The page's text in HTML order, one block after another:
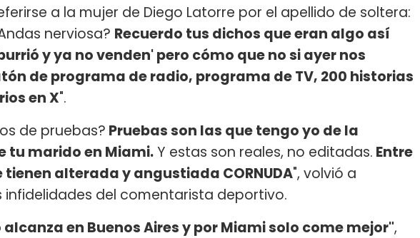
a la mujer de Diego Latorre por el apellido de soltera:
nerviosa? Recuerdo tus dichos que eran algo así
y ya no venden' pero cómo que no si ayer nos
de programa de radio, programa de TV, 200 historias
en X".
de pruebas? Pruebas son las que tengo yo de la
tu marido en Miami.Y estas son reales, no editadas. Entre
alterada y angustiada CORNUDA", volvió a
del comentarista deportivo.
alcanza en Buenos Aires y por Miami solo come mejor",